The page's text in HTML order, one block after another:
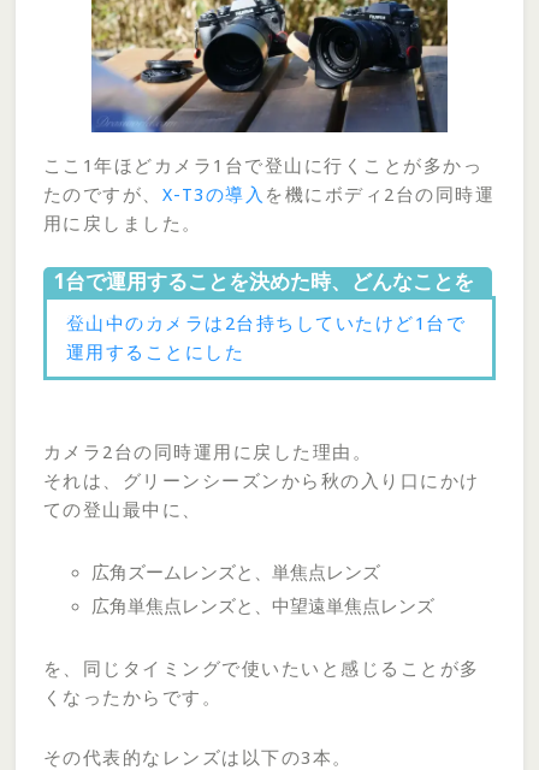
ここ1年ほどカメラ1台で登山に行くことが多かっ
たのですが、 X-T3の導入 を機にボディ2台の同時運
用に戻しました。
1台で運用することを決めた時、どんなことを
考えていたのか?
登山中のカメラは2台持ちしていたけど1台で
運用することにした
カメラ2台の同時運用に戻した理由。
それは、グリーンシーズンから秋の入り口にかけ
ての登山最中に、
広角ズームレンズと、単焦点レンズ
広角単焦点レンズと、中望遠単焦点レンズ
を、同じタイミングで使いたいと感じることが多
くなったからです。
その代表的なレンズは以下の3本。